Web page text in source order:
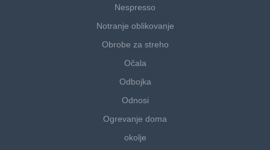
Nespresso
Notranje oblikovanje
Obrobe za streho
Očala
Odbojka
Odnosi
Ogrevanje doma
okolje